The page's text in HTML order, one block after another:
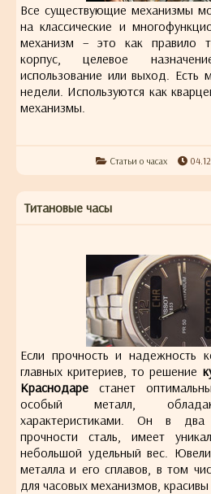
Все существующие механизмы
на классические и
механизм – это как правило
корпус, целевое
использование или выход.
недели. Используются как
механизмы.
Статьи о часах
Титановые часы
Если прочность и надежность
главных критериев, то решение
Краснодаре станет
особый металл,
характеристиками. Он в
прочности сталь, имеет
небольшой удельный вес.
металла и его сплавов, в том
для часовых механизмов,